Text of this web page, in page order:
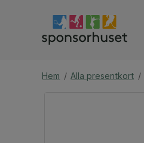
Hem / Alla presentkort /